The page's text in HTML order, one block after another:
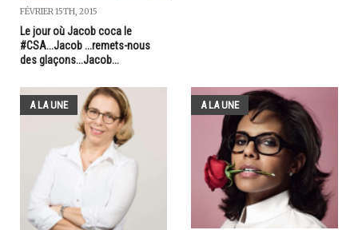
FÉVRIER 15TH, 2015
Le jour où Jacob coca le
#CSA...Jacob ...remets-nous
des glaçons...Jacob...
A LA UNE A LA UNE